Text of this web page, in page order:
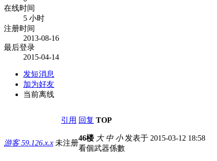
在线时间
5 小时
注册时间
2013-08-16
最后登录
2015-04-14
发短消息
加为好友
当前离线
引用 回复 TOP
游客59.126.x.x 未注册
46楼 大 中 小发表于 2015-03-12 18:58
看個武器係數